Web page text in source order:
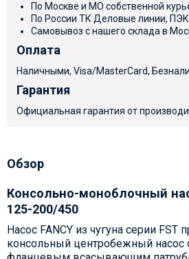
По Москве и МО собственной
По России ТК Деловые линии,
Самовывоз с нашего склада в
Оплата
Наличными, Visa/MasterCard,
Гарантия
Официальная гарантия от
Обзор
Консольно-моноблочный
125-200/450
Насос FANCY из чугуна серии FST
консольный центробежный